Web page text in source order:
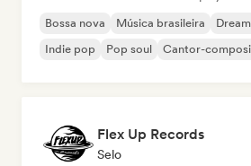
Bossa nova Música brasileira
Indie pop
Pop soul Cantor-
Flex Up Records
Selo